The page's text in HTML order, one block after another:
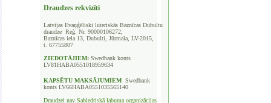
Draudzes rekvizīti
Latvijas Evaņģēliski luteriskās Baznīcas Dubultu
draudze Reģ. Nr. 90000106272,
Baznīcas iela 13, Dubulti, Jūrmala, LV-2015,
t. 67755807
ZIEDOTĀJIEM: Swedbank konts
LV81HABA0551018959634
KAPSĒTU MAKSĀJUMIEM Swedbank
konts LV66HABA0551035565140
Draudzei nav Sabiedriskā labuma organizācijas